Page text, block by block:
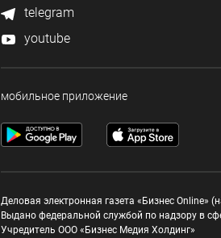
telegram
youtube
мобильное приложение
Деловая электронная газета «Бизнес
Выдано федеральной службой по надзору в
Учредитель ООО «Бизнес Медия Холдинг»